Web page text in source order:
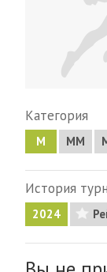
Категория
М MM
История
2024